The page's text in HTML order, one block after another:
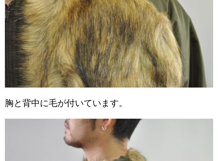
胸と背中に毛が付いています。